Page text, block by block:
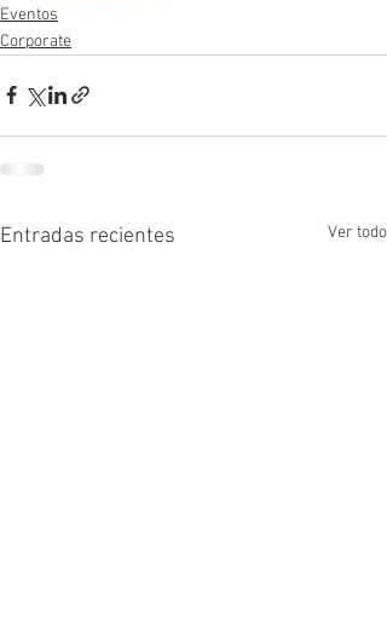
Eventos
Corporate
Entradas recientes Ver todo